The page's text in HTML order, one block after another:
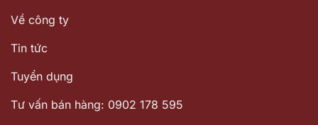
Về công ty
Tin tức
Tuyển dụng
Tư vấn bán hàng: 0902 178 595